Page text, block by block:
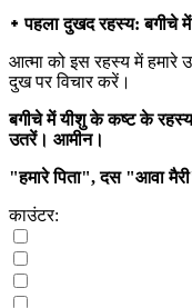
᛭ पहला दुखद रहस्य: बगीचे
आत्मा को इस रहस्य में हमारे
दुख पर विचार करें।
बगीचे में यीशु के कष्ट के
उतरें। आमीन।
"हमारे पिता", दस "आवा
काउंटर: